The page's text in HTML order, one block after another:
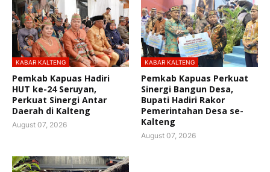
KABAR KALTENG
Pemkab Kapuas Hadiri
HUT ke-24 Seruyan,
Perkuat Sinergi Antar
Daerah di Kalteng
August 07, 2026
KABAR KALTENG
Pemkab Kapuas Perkuat
Sinergi Bangun Desa,
Bupati Hadiri Rakor
Pemerintahan Desa se-
Kalteng
August 07, 2026